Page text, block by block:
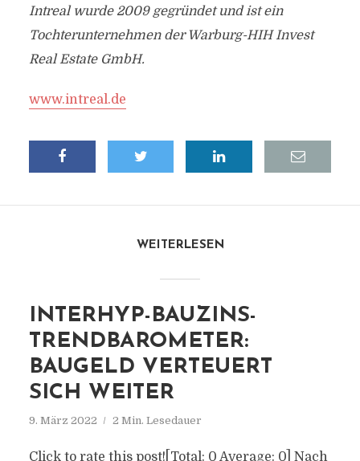
Intreal wurde 2009 gegründet und ist ein
Tochterunternehmen der Warburg-HIH Invest
Real Estate GmbH.
www.intreal.de
WEITERLESEN
INTERHYP-BAUZINS-
TRENDBAROMETER:
BAUGELD VERTEUERT
SICH WEITER
9. März 2022 2 Min. Lesedauer
Click to rate this post![Total: 0 Average: 0] Nach